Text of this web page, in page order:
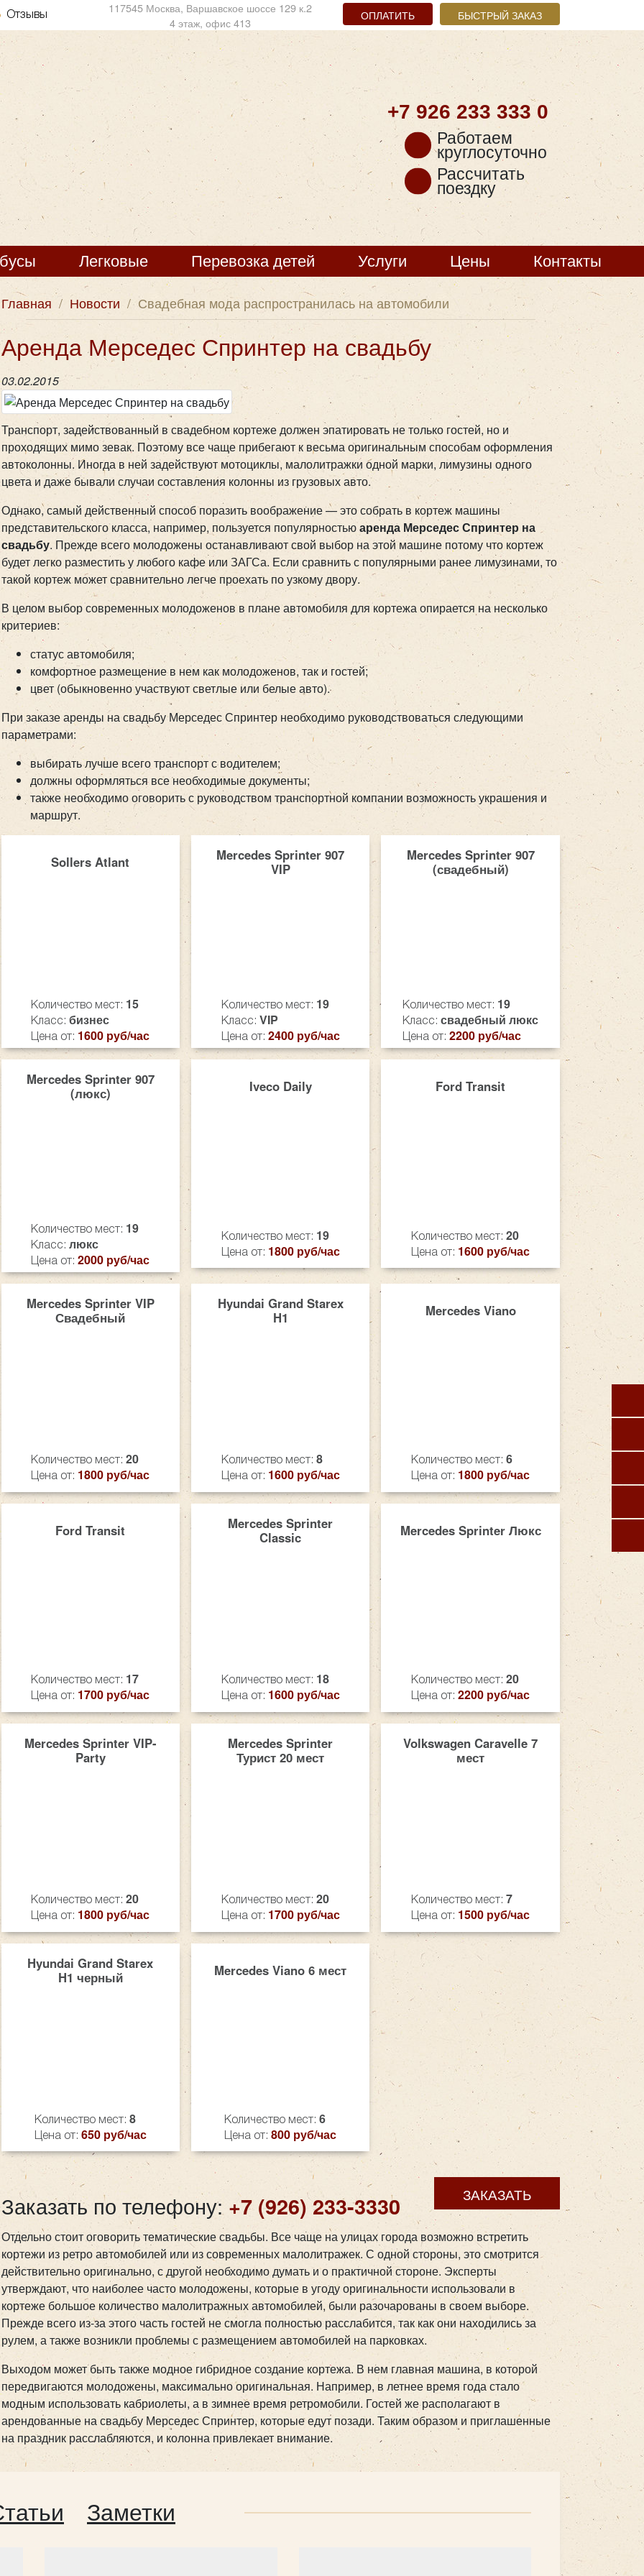
Отзывы
117545 Москва, Варшавское шоссе 129 к.2
4 этаж, офис 413
ОПЛАТИТЬ БЫСТРЫЙ ЗАКАЗ
+7 926 233 333 0
Работаем
круглосуточно
Рассчитать
поездку
Легковые Перевозка детей Услуги Цены Контакты
Главная / Новости / Свадебная мода распространилась на автомобили
Аренда Мерседес Спринтер на свадьбу
03.02.2015
Транспорт, задействованный в свадебном кортеже должен эпатировать не только гостей, но и
проходящих мимо зевак. Поэтому все чаще прибегают к весьма оригинальным способам оформления
автоколонны. Иногда в ней задействуют мотоциклы, малолитражки одной марки, лимузины одного
цвета и даже бывали случаи составления колонны из грузовых авто.
Однако, самый действенный способ поразить воображение — это собрать в кортеж машины
представительского класса, например, пользуется популярностьюаренда Мерседес Спринтер на
свадьбу. Прежде всего молодожены останавливают свой выбор на этой машине потому что кортеж
будет легко разместить у любого кафе или ЗАГСа. Если сравнить с популярными ранее лимузинами, то
такой кортеж может сравнительно легче проехать по узкому двору.
В целом выбор современных молодоженов в плане автомобиля для кортежа опирается на несколько
критериев:
статус автомобиля;
комфортное размещение в нем как молодоженов, так и гостей;
цвет (обыкновенно участвуют светлые или белые авто).
При заказе аренды на свадьбу Мерседес Спринтер необходимо руководствоваться следующими
параметрами:
выбирать лучше всего транспорт с водителем;
должны оформляться все необходимые документы;
также необходимо оговорить с руководством транспортной компании возможность украшения и
маршрут.
Sollers Atlant
Количество мест: 15
Класс:бизнес
Цена от: 1600 руб/час
Mercedes Sprinter 907
VIP
Количество мест: 19
Класс: VIP
Цена от: 2400 руб/час
Mercedes Sprinter 907
(свадебный)
Количество мест: 19
Класс:свадебный люкс
Цена от:2200 руб/час
Mercedes Sprinter 907
(люкс)
Количество мест: 19
Класс:люкс
Цена от:2000 руб/час
Iveco Daily
Количество мест: 19
Цена от: 1800 руб/час
Ford Transit
Количество мест:20
Цена от: 1600 руб/час
Mercedes Sprinter VIP
Свадебный
Количество мест:20
Цена от: 1800 руб/час
Hyundai Grand Starex
H1
Количество мест: 8
Цена от: 1600 руб/час
Mercedes Viano
Количество мест:6
Цена от: 1800 руб/час
Ford Transit
Количество мест: 17
Цена от: 1700 руб/час
Mercedes Sprinter
Classic
Количество мест: 18
Цена от: 1600 руб/час
Mercedes Sprinter Люкс
Количество мест:20
Цена от:2200 руб/час
Mercedes Sprinter VIP-
Party
Количество мест:20
Цена от: 1800 руб/час
Mercedes Sprinter
Турист 20 мест
Количество мест: 20
Цена от: 1700 руб/час
Volkswagen Caravelle 7
мест
Количество мест: 7
Цена от: 1500 руб/час
Hyundai Grand Starex
H1 черный
Количество мест: 8
Цена от: 650 руб/час
Mercedes Viano 6 мест
Количество мест:6
Цена от:800 руб/час
ЗАКАЗАТЬ
Заказать по телефону:+7 (926) 233-3330
Отдельно стоит оговорить тематические свадьбы. Все чаще на улицах города возможно встретить
кортежи из ретро автомобилей или из современных малолитражек. С одной стороны, это смотрится
действительно оригинально, с другой необходимо думать и о практичной стороне. Эксперты
утверждают, что наиболее часто молодожены, которые в угоду оригинальности использовали в
кортеже большое количество малолитражных автомобилей, были разочарованы в своем выборе.
Прежде всего из-за этого часть гостей не смогла полностью расслабится, так как они находились за
рулем, а также возникли проблемы с размещением автомобилей на парковках.
Выходом может быть также модное гибридное создание кортежа. В нем главная машина, в которой
передвигаются молодожены, максимально оригинальная. Например, в летнее время года стало
модным использовать кабриолеты, а в зимнее время ретромобили. Гостей же располагают в
арендованные на свадьбу Мерседес Спринтер, которые едут позади. Таким образом и приглашенные
на праздник расслабляются, и колонна привлекает внимание.
Заметки